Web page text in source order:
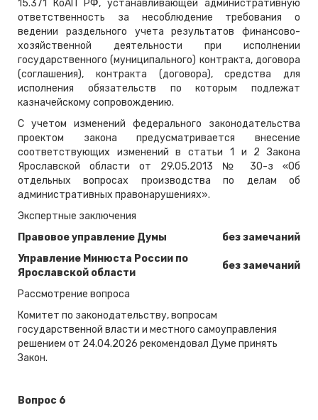
15.371 КоАП РФ, устанавливающей административную
ответственность за несоблюдение требования о
ведении раздельного учета результатов финансово-
хозяйственной деятельности при исполнении
государственного (муниципального) контракта, договора
(соглашения), контракта (договора), средства для
исполнения обязательств по которым подлежат
казначейскому сопровождению.
С учетом изменений федерального законодательства
проектом закона предусматривается внесение
соответствующих изменений в статьи 1 и 2 Закона
Ярославской области от 29.05.2013 № 30-з «Об
отдельных вопросах производства по делам об
административных правонарушениях».
Экспертные заключения
Правовое управление Думы
без замечаний
Управление Минюста России по
Ярославской области
без замечаний
Рассмотрение вопроса
Комитет по законодательству, вопросам
государственной власти и местного самоуправления
решением от 24.04.2026 рекомендовал Думе принять
Закон.
Вопрос 6